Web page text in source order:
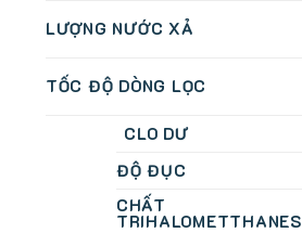
LƯỢNG NƯỚC XẢ
TỐC ĐỘ DÒNG LỌC
CLO DƯ
ĐỘ ĐỤC
CHẤT
TRIHALOMETTHANES